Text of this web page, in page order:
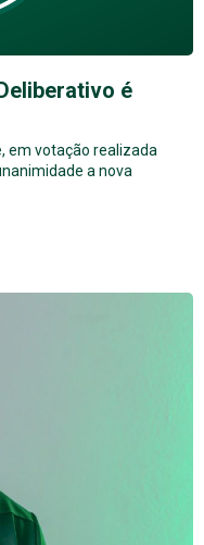
é
em votação realizada
a nova